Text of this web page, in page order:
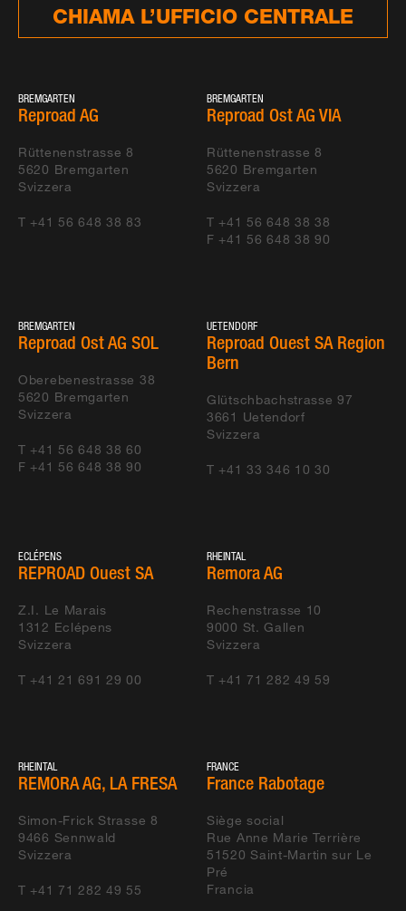
CHIAMA L’UFFICIO CENTRALE
BREMGARTEN
Reproad AG
Rüttenenstrasse 8
5620 Bremgarten
Svizzera
T +41 56 648 38 83
BREMGARTEN
Reproad Ost AG VIA
Rüttenenstrasse 8
5620 Bremgarten
Svizzera
T +41 56 648 38 38
F +41 56 648 38 90
BREMGARTEN
Reproad Ost AG SOL
Oberebenestrasse 38
5620 Bremgarten
Svizzera
T +41 56 648 38 60
F +41 56 648 38 90
UETENDORF
Reproad Ouest SA Region
Bern
Glütschbachstrasse 97
3661 Uetendorf
Svizzera
T +41 33 346 10 30
ECLÉPENS
REPROAD Ouest SA
Z.I. Le Marais
1312 Eclépens
Svizzera
T +41 21 691 29 00
RHEINTAL
Remora AG
Rechenstrasse 10
9000 St. Gallen
Svizzera
T +41 71 282 49 59
RHEINTAL
REMORA AG, LA FRESA
Simon-Frick Strasse 8
9466 Sennwald
Svizzera
T +41 71 282 49 55
FRANCE
France Rabotage
Siège social
Rue Anne Marie Terrière
51520 Saint-Martin sur Le
Pré
Francia